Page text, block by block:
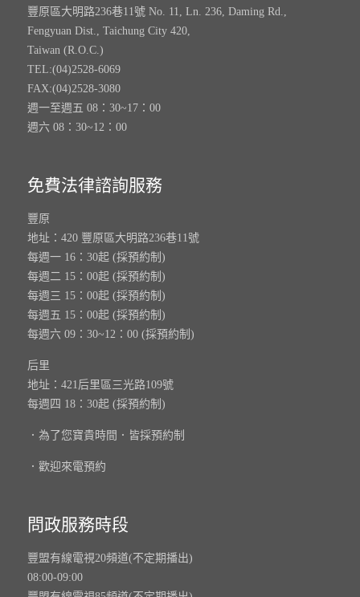
豐原區大明路236巷11號 No. 11, Ln. 236, Daming Rd.,
Fengyuan Dist., Taichung City 420,
Taiwan (R.O.C.)
TEL:(04)2528-6069
FAX:(04)2528-3080
週一至週五 08：30~17：00
週六 08：30~12：00
免費法律諮詢服務
豐原
地址：420 豐原區大明路236巷11號
每週一 16：30起 (採預約制)
每週二 15：00起 (採預約制)
每週三 15：00起 (採預約制)
每週五 15：00起 (採預約制)
每週六 09：30~12：00 (採預約制)
后里
地址：421后里區三光路109號
每週四 18：30起 (採預約制)
．為了您寶貴時間．皆採預約制
．歡迎來電預約
問政服務時段
豐盟有線電視20頻道(不定期播出)
08:00-09:00